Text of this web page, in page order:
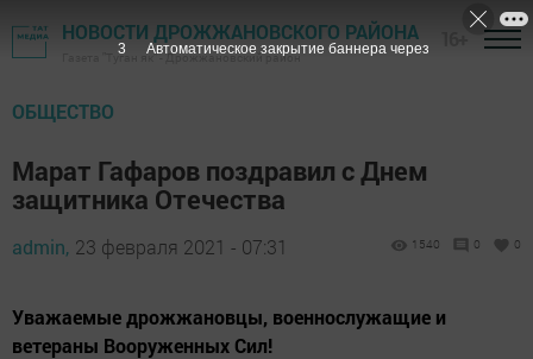
НОВОСТИ ДРОЖЖАНОВСКОГО РАЙОНА
Газета "Туган як" - Дрожжановский район
ОБЩЕСТВО
Марат Гафаров поздравил с Днем
защитника Отечества
admin, 23 февраля 2021 - 07:31 1540 0 0
Уважаемые дрожжановцы, военнослужащие и
ветераны Вооруженных Сил!
2 Автоматическое закрытие баннера через